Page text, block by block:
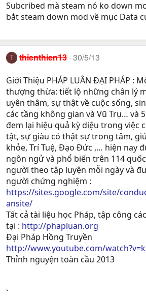
Subcribed mà steam nó ko down
bắt steam down mod về mục Data
T thienthien13 30/5/13
Giới Thiệu PHÁP LUÂN ĐẠI PHÁP :
thượng thừa: tiết lộ những chân lý
uyên thâm, sự thật về cuộc sống,
các tầng không gian và Vũ Trụ… và
đem lại hiệu quả kỳ diệu trong việc
tật, sự giàu có thật sự trong tâm,
khỏe, Trí Tuệ, Ðạo Ðức ,… hiện nay
ngôn ngử và phổ biến trên 114
người theo tập luyện mỗi ngày và
người chứng nghiệm :
https://sites.google.com/site/
ansite/
Tất cả tài liệu học Pháp, tập công
tại : http://phapluan.org
Đại Pháp Hồng Truyền
http://www.youtube.com/
Thỉnh nguyện toàn cầu 2013
`